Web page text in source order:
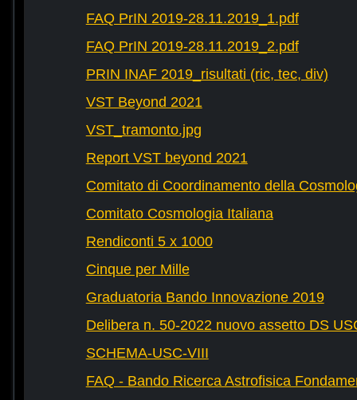
FAQ PrIN 2019-28.11.2019_1.pdf
FAQ PrIN 2019-28.11.2019_2.pdf
PRIN INAF 2019_risultati (ric, tec, div)
VST Beyond 2021
VST_tramonto.jpg
Report VST beyond 2021
Comitato di Coordinamento della
Comitato Cosmologia Italiana
Rendiconti 5 x 1000
Cinque per Mille
Graduatoria Bando Innovazione 2019
Delibera n. 50-2022 nuovo assetto DS
SCHEMA-USC-VIII
FAQ - Bando Ricerca Astrofisica